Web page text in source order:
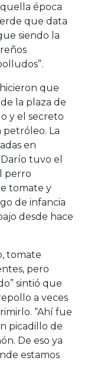
época
que data
siendo la
que
la plaza de
y el secreto
La
en
tuvo el
perro
tomate y
de infancia
desde hace
tomate
pero
sintió que
a veces
“Ahí fue
picadillo de
De eso ya
estamos